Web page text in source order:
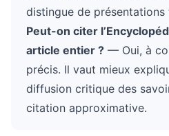
distingue de présentations
Peut-on citer
article entier ? — Oui, à
précis. Il vaut mieux
diffusion critique des
citation approximative.